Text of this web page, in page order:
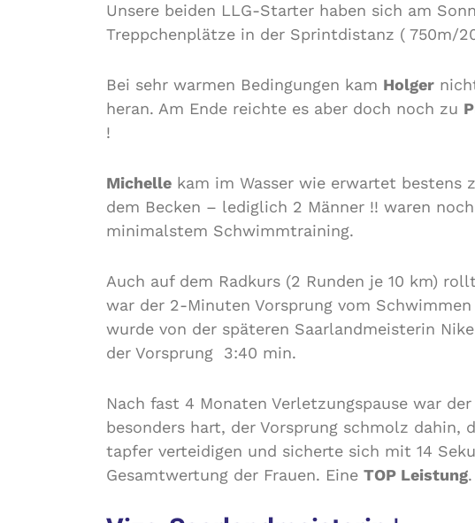
Unsere beiden LLG-Starter haben sich am
Treppchenplätze in der Sprintdistanz ( 750m/
Bei sehr warmen Bedingungen kam Holger
heran. Am Ende reichte es aber doch noch zu
!
Michelle kam im Wasser wie erwartet bestens
dem Becken – lediglich 2 Männer !! waren
minimalstem Schwimmtraining.
Auch auf dem Radkurs (2 Runden je 10 km)
war der 2-Minuten Vorsprung vom
wurde von der späteren Saarlandmeisterin
der Vorsprung 3:40 min.
Nach fast 4 Monaten Verletzungspause war
besonders hart, der Vorsprung schmolz
tapfer verteidigen und sicherte sich mit 14
Gesamtwertung der Frauen. Eine TOP Leistung